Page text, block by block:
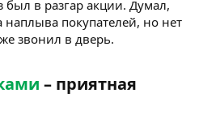
был в разгар акции. Думал,
наплыва покупателей, но нет
звонил в дверь.
– приятная